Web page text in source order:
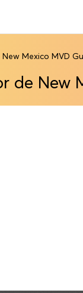
New Mexico MVD
de New